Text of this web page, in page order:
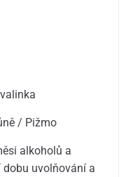
/ Pižmo
alkoholů a
dobu uvolňování a